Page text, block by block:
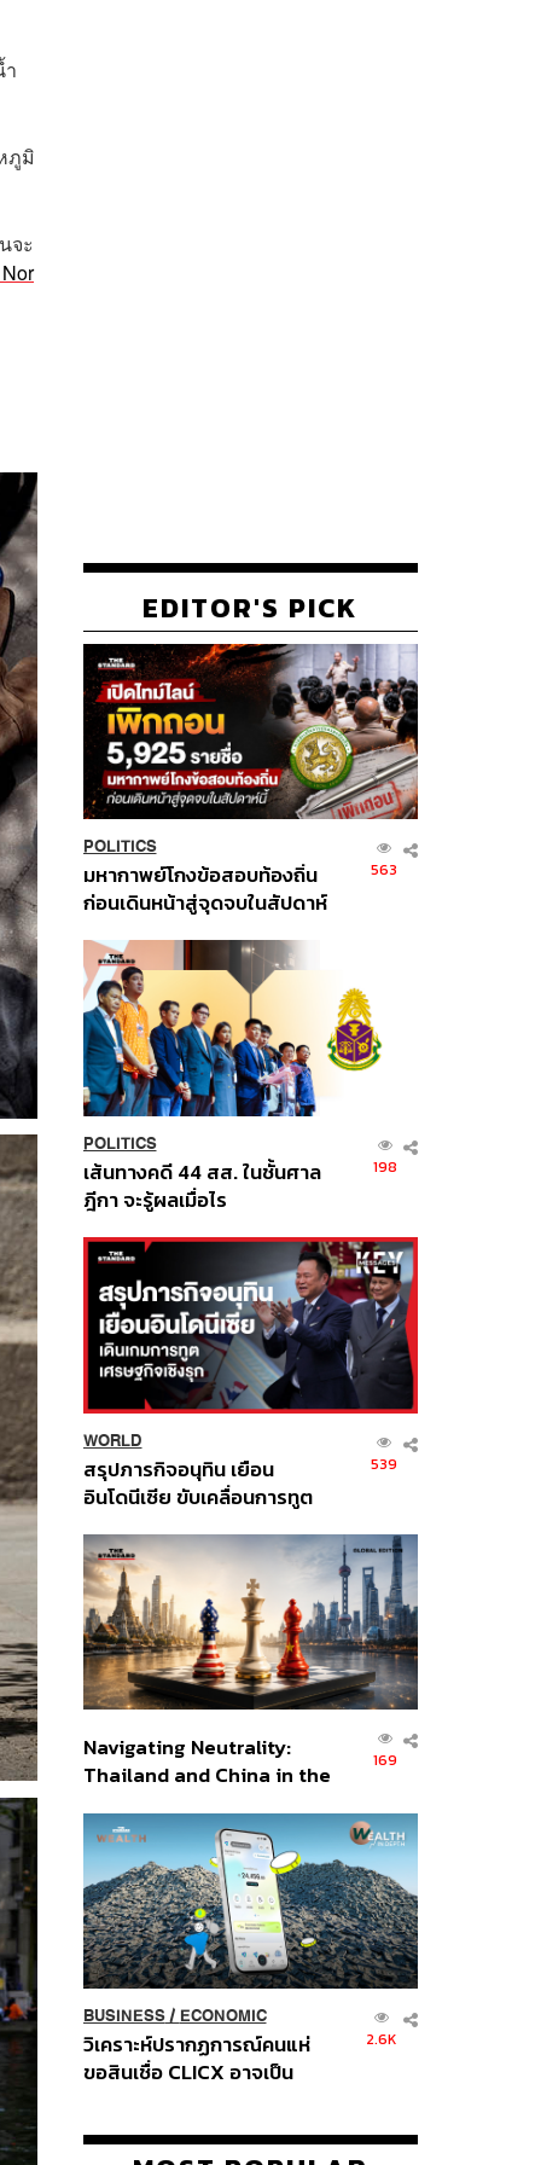
ภูมิ
จะ
EDITOR'S PICK
POLITICS
มหากาพย์โกงข้อสอบท้องถิ่น
ก่อนเดินหน้าสู่จุดจบในสัปดาห์
563
POLITICS
เส้นทางคดี 44 สส. ในชั้นศาล
ฎีกา จะรู้ผลเมื่อไร
198
WORLD
สรุปภารกิจอนุทิน เยือน
อินโดนีเซีย ขับเคลื่อนการทูต
ส่วนยุทธศาสตร์ไทย –
อินโดนีเซีย
539
Navigating Neutrality:
Thailand and China in the
Order
169
BUSINESS/ ECONOMIC
วิเคราะห์ปรากฏการณ์คนแห่
ขอสินเชื่อ CLICX อาจเป็น
ปัญหาหนี้ครัวเรือนไทยที่ถูกซุก
2.6K